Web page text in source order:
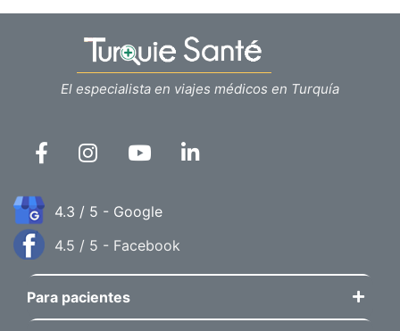
El especialista en viajes médicos en Turquía
4.3 / 5 - Google
4.5 / 5 - Facebook
Para pacientes